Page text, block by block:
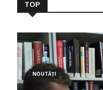
TOP
NOUTĂȚI